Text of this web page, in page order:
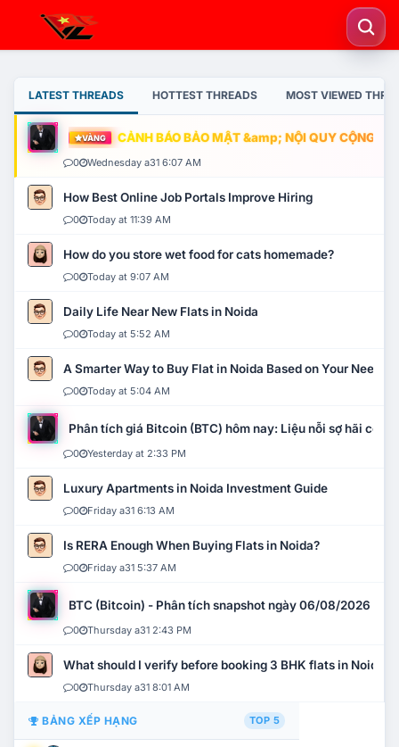
LATEST THREADS HOTTEST THREADS MOST VIEWED
VÀNG CẢNH BÁO BẢO MẬT &amp; NỘI QUY CỘNG
0 Wednesday a31 6:07 AM
How Best Online Job Portals Improve Hiring
0 Today at 11:39 AM
How do you store wet food for cats homemade?
0 Today at 9:07 AM
Daily Life Near New Flats in Noida
0 Today at 5:52 AM
A Smarter Way to Buy Flat in Noida Based on Your Needs
0 Today at 5:04 AM
Phân tích giá Bitcoin (BTC) hôm nay: Liệu nỗi sợ hãi có
0 Yesterday at 2:33 PM
Luxury Apartments in Noida Investment Guide
0 Friday a31 6:13 AM
Is RERA Enough When Buying Flats in Noida?
0 Friday a31 5:37 AM
BTC (Bitcoin) - Phân tích snapshot ngày 06/08/2026
0 Thursday a31 2:43 PM
What should I verify before booking 3 BHK flats in Noida?
0 Thursday a31 8:01 AM
BẢNG XẾP HẠNG TOP 5